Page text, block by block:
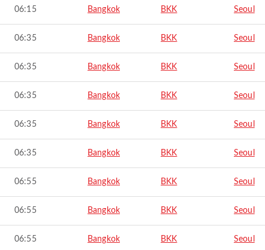
06:15 Bangkok BKK Seoul
06:35 Bangkok BKK Seoul
06:35 Bangkok BKK Seoul
06:35 Bangkok BKK Seoul
06:35 Bangkok BKK Seoul
06:35 Bangkok BKK Seoul
06:55 Bangkok BKK Seoul
06:55 Bangkok BKK Seoul
06:55 Bangkok BKK Seoul